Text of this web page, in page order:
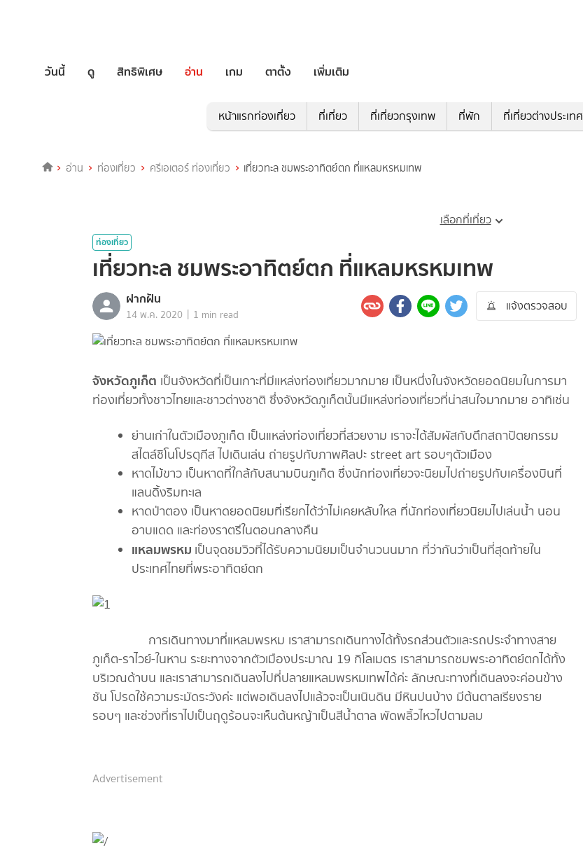
วันนี้ ดู สิทธิพิเศษ อ่าน เกม ตาตั้ง เพิ่มเติม
หน้าแรกท่องเที่ยว ที่เที่ยว ที่เที่ยวกรุงเทพ ที่พัก ที่เที่ยวต่างประเทศ
อ่าน ท่องเที่ยว ครีเอเตอร์ ท่องเที่ยว เที่ยวทะล ชมพระอาทิตย์ตก ที่แหลมหรหมเทพ
เลือกที่เที่ยว
ท่องเที่ยว
เที่ยวทะล ชมพระอาทิตย์ตก ที่แหลมหรหมเทพ
ฝากฝัน
14 พ.ค. 2020 | 1 min read
แจ้งตรวจสอบ
จังหวัดภูเก็ต เป็นจังหวัดที่เป็นเกาะที่มีแหล่งท่องเที่ยวมากมาย เป็นหนึ่งในจังหวัดยอดนิยมในการมา
ท่องเที่ยวทั้งชาวไทยและชาวต่างชาติ ซึ่งจังหวัดภูเก็ตนั้นมีแหล่งท่องเที่ยวที่น่าสนใจมากมาย อาทิเช่น
ย่านเก่าในตัวเมืองภูเก็ต เป็นแหล่งท่องเที่ยวที่สวยงาม เราจะได้สัมผัสกับตึกสถาปัตยกรรม
สไตล์ชิโนโปรตุกีส ไปเดินเล่น ถ่ายรูปกับภาพศิลปะ street art รอบๆตัวเมือง
หาดไม้ขาว เป็นหาดที่ใกล้กับสนามบินภูเก็ต ซึ่งนักท่องเที่ยวจะนิยมไปถ่ายรูปกับเครื่องบินที่
แลนดิ้งริมทะเล
หาดป่าตอง เป็นหาดยอดนิยมที่เรียกได้ว่าไม่เคยหลับใหล ที่นักท่องเที่ยวนิยมไปเล่นน้ำ นอน
อาบแดด และท่องราตรีในตอนกลางคืน
แหลมพรหม เป็นจุดชมวิวที่ได้รับความนิยมเป็นจำนวนนมาก ที่ว่ากันว่าเป็นที่สุดท้ายใน
ประเทศไทยที่พระอาทิตย์ตก
การเดินทางมาที่แหลมพรหม เราสามารถเดินทางได้ทั้งรถส่วนตัวและรถประจำทางสาย
ภูเก็ต-ราไวย์-ในหาน ระยะทางจากตัวเมืองประมาณ 19 กิโลเมตร เราสามารถชมพระอาทิตย์ตกได้ทั้ง
บริเวณด้าบน และเราสามารถเดินลงไปที่ปลายแหลมพรหมเทพได้ค่ะ ลักษณะทางที่เดินลงจะค่อนข้าง
ชัน โปรดใช้ความระมัดระวังค่ะ แต่พอเดินลงไปแล้วจะเป็นเนินดิน มีหินปนบ้าง มีต้นตาลเรียงราย
รอบๆ และช่วงที่เราไปเป็นฤดูร้อนจะเห็นต้นหญ้าเป็นสีน้ำตาล พัดพลิ้วไหวไปตามลม
Advertisement